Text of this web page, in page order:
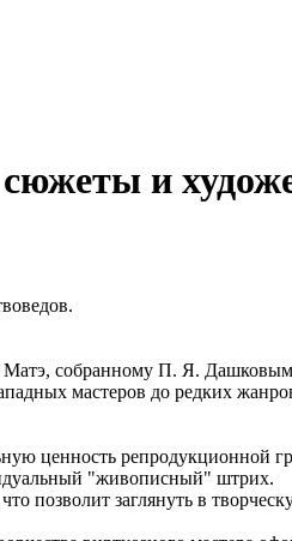
и
собранному П. Я.
мастеров до редких
ценность репродукционной
"живописный" штрих.
позволит заглянуть в